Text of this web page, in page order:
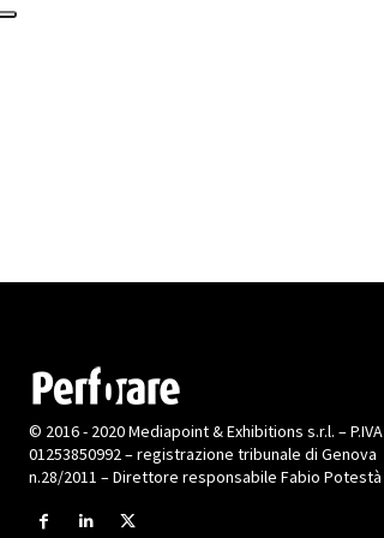
© 2016 - 2020 Mediapoint & Exhibitions s.r.l. – P.IVA
01253850992 – registrazione tribunale di Genova
n.28/2011 – Direttore responsabile Fabio Potestà